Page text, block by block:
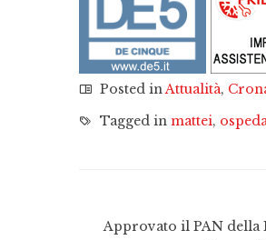
Posted inAttualità,
Tagged in mattei,
Approvato il PAN della